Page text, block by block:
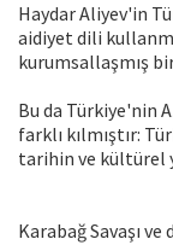
Haydar Aliyev'in
aidiyet dili
kurumsallaşmış
Bu da Türkiye'nin
farklı kılmıştır:
tarihin ve kültürel
Karabağ Savaşı